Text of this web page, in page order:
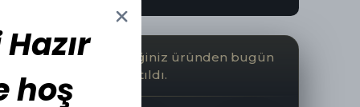
İncelediğiniz üründen bugün
adet satıldı.
hoş